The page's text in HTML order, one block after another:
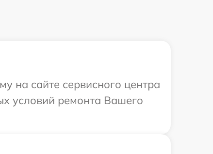
на сайте сервисного центра
условий ремонта Вашего